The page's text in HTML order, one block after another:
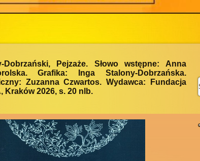
Dobrzański, Pejzaże. Słowo wstępne: Anna
Grafika: Inga Stalony-Dobrzańska.
Zuzanna Czwartos. Wydawca: Fundacja
Kraków 2026, s. 20 nlb.